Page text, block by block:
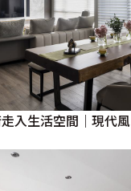
入生活空間｜現代風